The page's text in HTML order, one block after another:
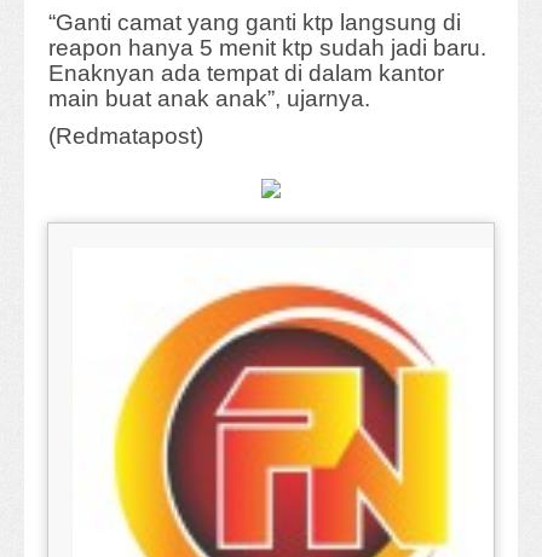
“Ganti camat yang ganti ktp langsung di
reapon hanya 5 menit ktp sudah jadi baru.
Enaknyan ada tempat di dalam kantor
main buat anak anak”, ujarnya.
(Redmatapost)